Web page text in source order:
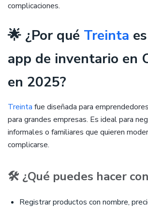
complicaciones.
🌟 ¿Por qué Treinta
app de inventario en
en 2025?
Treinta fue diseñada para
para grandes empresas. Es ideal para
informales o familiares que quieren
complicarse.
🛠️ ¿Qué puedes hacer con
Registrar productos con nombre,